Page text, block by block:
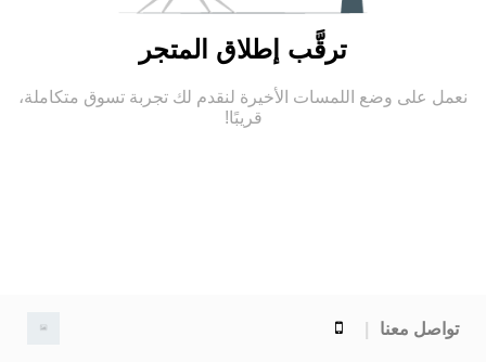
ترقَّب إطلاق المتجر
نعمل على وضع اللمسات الأخيرة لنقدم لك تجربة تسوق متكاملة،
قريبًا!
تواصل معنا